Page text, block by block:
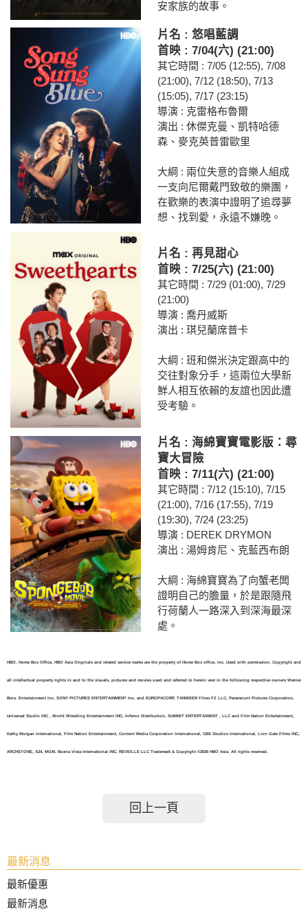
安家族的故事。
片名 : 悠唱藍調
首映 : 7/04(六) (21:00)
其它時間 : 7/05 (12:55), 7/08
(21:00), 7/12 (18:50), 7/13
(15:05), 7/17 (23:15)
導演 : 克雷格布魯爾
演出 : 休傑克曼、凱特哈德
森、麥克英普雷歐里
大綱 : 兩位失意的音樂人組成
一支向尼爾戴門致敬的樂團，
在歡樂的表演中證明了追尋夢
想、找到愛，永遠不嫌晚。
片名 : 再見甜心
首映 : 7/25(六) (21:00)
其它時間 : 7/29 (01:00), 7/29
(21:00)
導演 : 喬丹威斯
演出 : 琪兒蘭席普卡
大綱 : 班和傑米決定跟高中的
交往對象分手，這兩位大學新
鮮人相互依賴的友誼也因此遭
受考驗。
片名 : 海綿寶寶電影版：尋
寶大冒險
首映 : 7/11(六) (21:00)
其它時間 : 7/12 (15:10), 7/15
(21:00), 7/16 (17:55), 7/19
(19:30), 7/24 (23:25)
導演 : DEREK DRYMON
演出 : 湯姆肯尼、克藍西布朗
大綱 : 海綿寶寶為了向蟹老闆
證明自己的膽量，於是跟隨飛
行荷蘭人一路深入到深海最深
處。
HBO, Home Box Office, HBO Asia Originals and related service marks are the property of Home Box office, Inc. Used with permission. Copyright and
all intellectual property rights in and to the visuals, pictures and movies used and referred to herein vest in the following respective owners Warner
Bros. Entertainment Inc. SONY PICTURES ENTERTAINMENT Inc. and EUROPACORP, TANWEER Films FZ LLC, Paramount Pictures Corporation,
Universal Studio INC , World Wrestling Entertainment INC, Inferno Distribution, SUMMIT ENTERTAIMENT , LLC and Film Nation Entertainment,
Kathy Morgan International, Film Nation Entertainment, Content Media Corporation International, CBS Studios International, Lion Gate Films INC,
ARCHSTONE, A24, MGM, Buena Vista International INC, REVEILLE LLC Trademark & Copyright ©2026 HBO Asia. All rights reserved.
回上一頁
最新消息
最新優惠
最新消息